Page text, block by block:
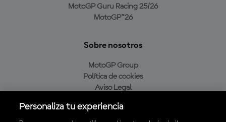
MotoGP Guru Racing 25/26
MotoGP™26
Sobre nosotros
MotoGP Group
Política de cookies
Aviso Legal
Política de compra
Personaliza tu experiencia